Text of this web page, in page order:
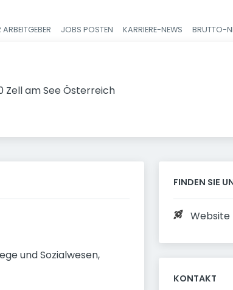
Haupt-Navigation
ARBEITGEBER JOBS POSTEN KARRIERE-NEWS BRUTTO-
Zell am See Österreich
und Sozialwesen,
FINDEN SIE
Website
KONTAKT